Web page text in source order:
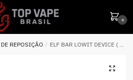
0
REPOSIÇÃO / ELF BAR LOWIT DEVICE ( BATERIA ) 500MAH- ELFBAR